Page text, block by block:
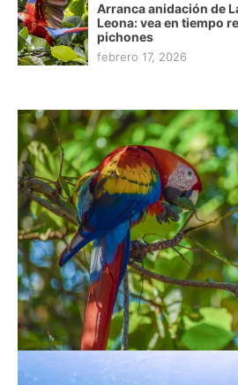
Arranca anidación de
Leona: vea en tiempo
pichones
febrero 17, 2026